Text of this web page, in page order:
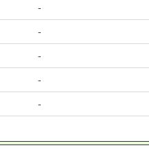
-
-
-
-
-